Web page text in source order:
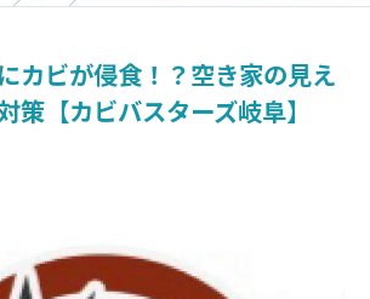
カビが侵食！？空き家の見え
策【カビバスターズ岐阜】